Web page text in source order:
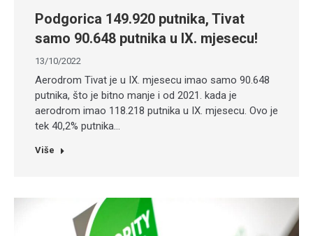
Podgorica 149.920 putnika, Tivat
samo 90.648 putnika u IX. mjesecu!
13/10/2022
Aerodrom Tivat je u IX. mjesecu imao samo 90.648
putnika, što je bitno manje i od 2021. kada je
aerodrom imao 118.218 putnika u IX. mjesecu. Ovo je
tek 40,2% putnika…
Više